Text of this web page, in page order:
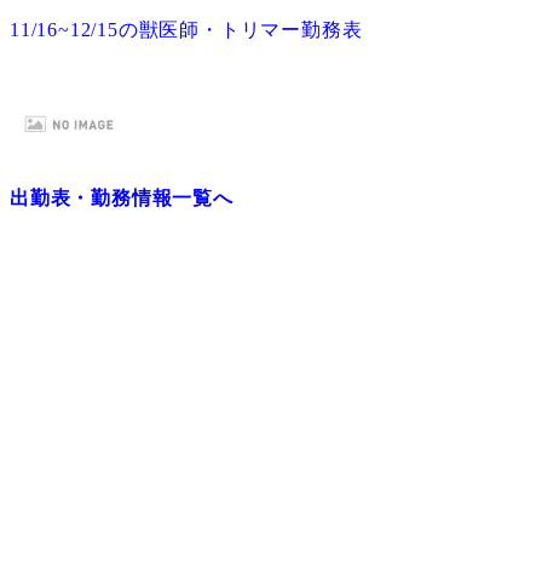
11/16~12/15の獣医師・トリマー勤務表
出勤表・勤務情報一覧へ